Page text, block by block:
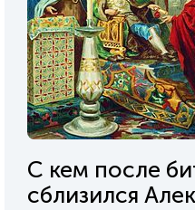
С кем после
сблизился